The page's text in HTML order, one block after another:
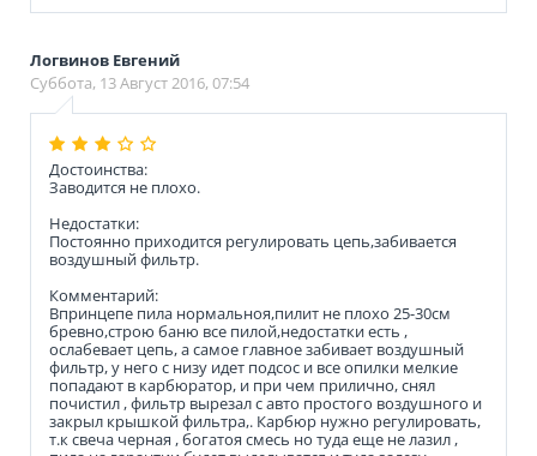
Логвинов Евгений
Суббота, 13 Август 2016, 07:54
Достоинства:
Заводится не плохо.
Недостатки:
Постоянно приходится регулировать цепь,забивается
воздушный фильтр.
Комментарий:
Впринцепе пила нормальноя,пилит не плохо 25-30см
бревно,строю баню все пилой,недостатки есть ,
ослабевает цепь, а самое главное забивает воздушный
фильтр, у него с низу идет подсос и все опилки мелкие
попадают в карбюратор, и при чем прилично, снял
почистил , фильтр вырезал с авто простого воздушного и
закрыл крышкой фильтра,. Карбюр нужно регулировать,
т.к свеча черная , богатоя смесь но туда еще не лазил ,